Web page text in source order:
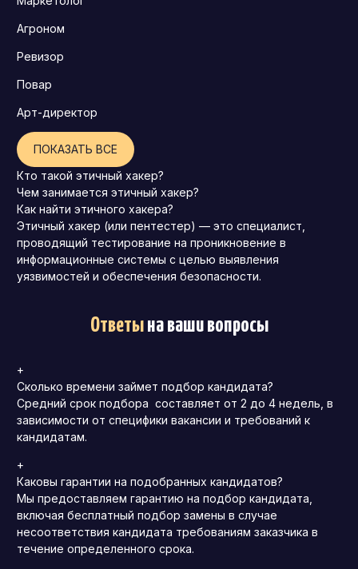
Агроном
Ревизор
Повар
Арт-директор
ПОКАЗАТЬ ВСЕ
Кто такой этичный хакер?
Чем занимается этичный хакер?
Как найти этичного хакера?
Этичный хакер (или пентестер) — это специалист,
проводящий тестирование на проникновение в
информационные системы с целью выявления
уязвимостей и обеспечения безопасности.
Ответына ваши вопросы
+
Сколько времени займет подбор кандидата?
Средний срок подбора составляет от 2 до 4 недель, в
зависимости от специфики вакансии и требований к
кандидатам.
+
Каковы гарантии на подобранных кандидатов?
Мы предоставляем гарантию на подбор кандидата,
включая бесплатный подбор замены в случае
несоответствия кандидата требованиям заказчика в
течение определенного срока.